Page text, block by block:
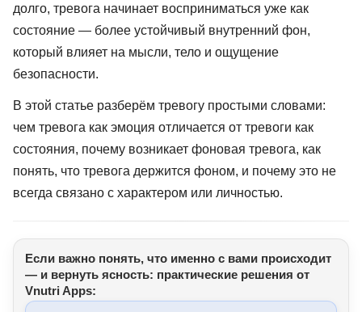
долго, тревога начинает восприниматься уже как
состояние — более устойчивый внутренний фон,
который влияет на мысли, тело и ощущение
безопасности.
В этой статье разберём тревогу простыми словами:
чем тревога как эмоция отличается от тревоги как
состояния, почему возникает фоновая тревога, как
понять, что тревога держится фоном, и почему это не
всегда связано с характером или личностью.
Если важно понять, что именно с вами происходит
— и вернуть ясность: практические решения от
Vnutri Apps: